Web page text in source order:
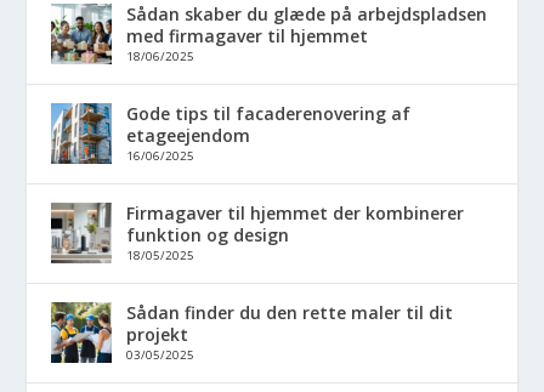
Sådan skaber du glæde på arbejdspladsen
med firmagaver til hjemmet
18/06/2025
Gode tips til facaderenovering af
etageejendom
16/06/2025
Firmagaver til hjemmet der kombinerer
funktion og design
18/05/2025
Sådan finder du den rette maler til dit
projekt
03/05/2025